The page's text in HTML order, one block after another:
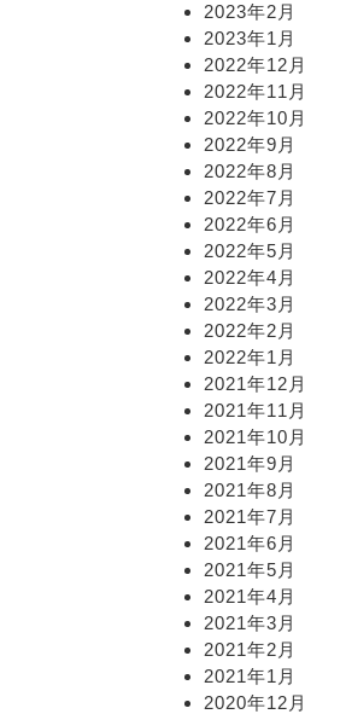
2023年2月
2023年1月
2022年12月
2022年11月
2022年10月
2022年9月
2022年8月
2022年7月
2022年6月
2022年5月
2022年4月
2022年3月
2022年2月
2022年1月
2021年12月
2021年11月
2021年10月
2021年9月
2021年8月
2021年7月
2021年6月
2021年5月
2021年4月
2021年3月
2021年2月
2021年1月
2020年12月